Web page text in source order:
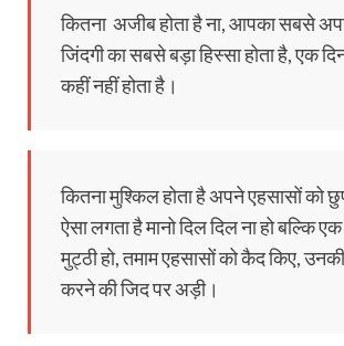
कितना अजीब होता है ना, आपका सबसे
जिंदगी का सबसे बड़ा हिस्सा होता है, एक
कहीं नहीं होता है।
कितना मुश्किल होता है अपने एहसासों को
ऐसा लगता है मानो दिल दिल ना हो बल्कि
मुट्ठी हो, तमाम एहसासों को कैद किए,
करने की जिद पर अड़ी।